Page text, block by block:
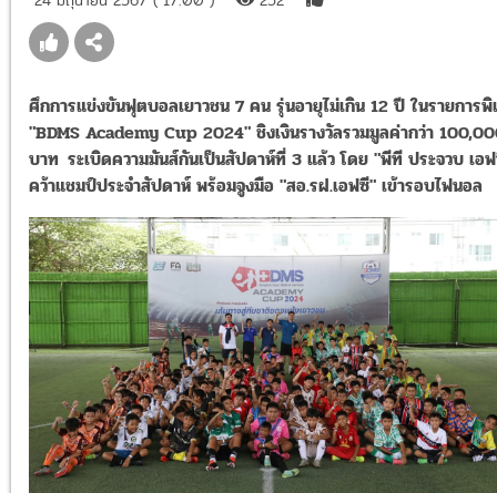
ศึกการแข่งขันฟุตบอลเยาวชน 7 คน รุ่นอายุไม่เกิน 12 ปี ในรายการ
"BDMS Academy Cup 2024" ชิงเงินรางวัลรวมมูลค่ากว่า
บาท ระเบิดความมันส์กันเป็นสัปดาห์ที่ 3 แล้วโดย "พีที ประจวบ เอ
คว้าแชมป์ประจำสัปดาห์ พร้อมจูงมือ "สอ.รฝ.เอฟซี" เข้ารอบไฟนอล